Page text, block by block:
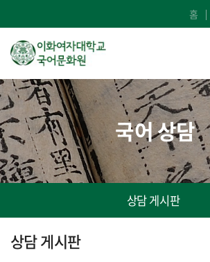
홈
국어 상담
상담 게시판
상담 게시판